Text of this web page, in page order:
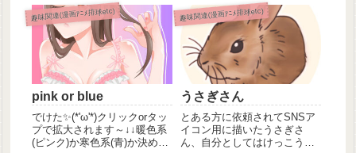
Nostalogic (single edit)を踊っ
てみた【赤ver】
趣味関連(漫画ｱﾆﾒ排球etc)
pink or blue
でけた✨(*'ω'*)クリックorタッ
プで拡大されます～↓↓暖色系
(ピンク)か寒色系(青)か決めら
趣味関連(漫画ｱﾆﾒ排球etc)
うさぎさん
とある方に依頼されてSNSア
イコン用に描いたうさぎさ
ん、自分としてはけっこうい